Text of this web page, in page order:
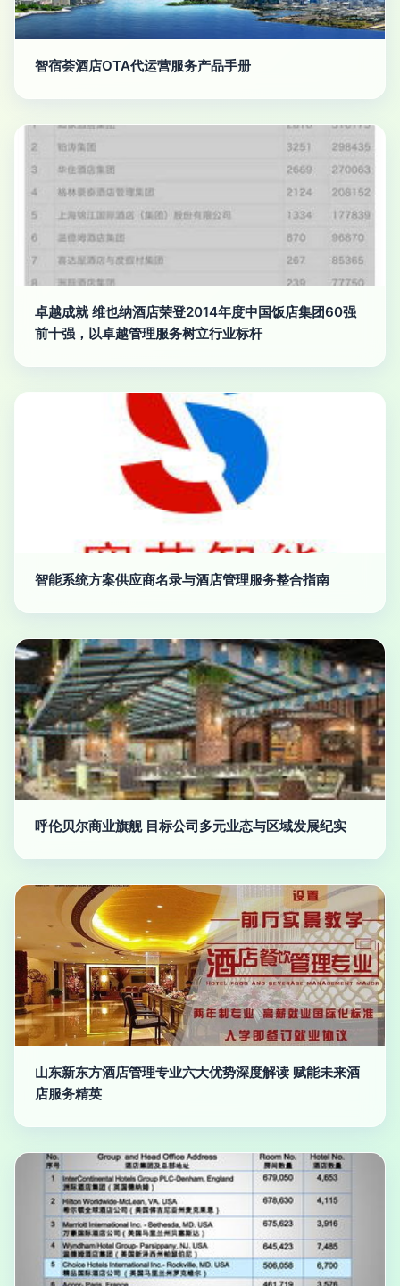
智宿荟酒店OTA代运营服务产品手册
卓越成就 维也纳酒店荣登2014年度中国饭店集团60强
前十强，以卓越管理服务树立行业标杆
智能系统方案供应商名录与酒店管理服务整合指南
呼伦贝尔商业旗舰 目标公司多元业态与区域发展纪实
山东新东方酒店管理专业六大优势深度解读 赋能未来酒
店服务精英